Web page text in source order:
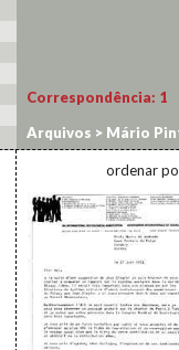
Correspondência: 1
Arquivos > Mário
ordenar